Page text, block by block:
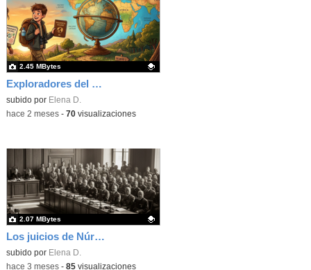
Exploradores del planeta
Contenido educativo.
subido por Elena D.
2.45 MBytes
-hace 2 meses- 70visualizaciones
Los juicios de Núremberg
Contenido educativo.
subido por Elena D.
2.07 MBytes
-hace 3 meses- 85visualizaciones